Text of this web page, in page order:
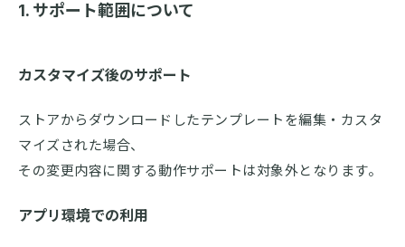
1. サポート範囲について
カスタマイズ後のサポート
ストアからダウンロードしたテンプレートを編集・カスタ
マイズされた場合、
その変更内容に関する動作サポートは対象外となります。
アプリ環境での利用